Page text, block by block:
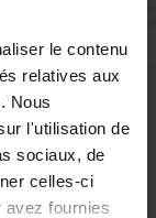
le contenu
relatives aux
Nous
l'utilisation de
sociaux, de
celles-ci
avez fournies
expérience
pour